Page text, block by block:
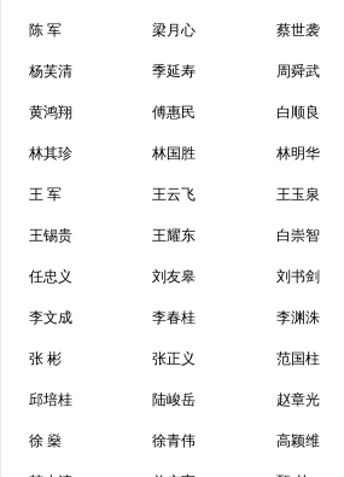
陈 军 梁月心 蔡世袭
杨芙清 季延寿 周舜武
黄鸿翔 傅惠民 白顺良
林其珍 林国胜 林明华
王 军 王云飞 王玉泉
王锡贵 王耀东 白崇智
任忠义 刘友皋 刘书剑
李文成 李春桂 李渊洙
张 彬 张正义 范国柱
邱培桂 陆峻岳 赵章光
徐 燊 徐青伟 高颖维